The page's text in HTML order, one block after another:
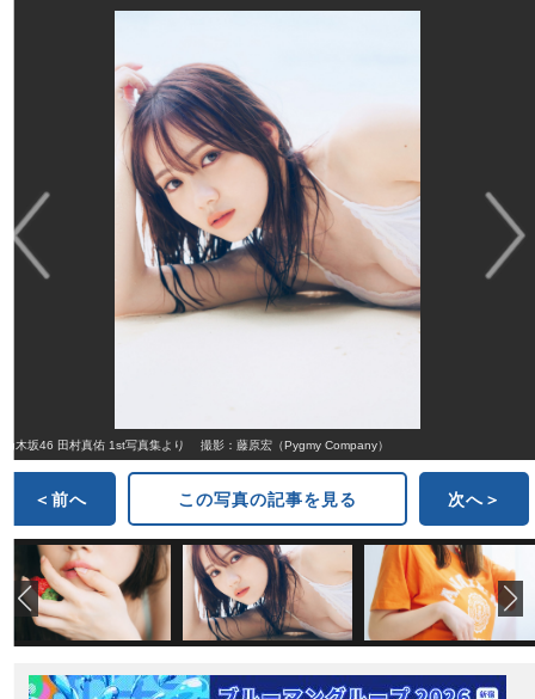
乃木坂46 田村真佑 1st写真集より 撮影：藤原宏（Pygmy Company）
＜前へ この写真の記事を見る 次へ＞